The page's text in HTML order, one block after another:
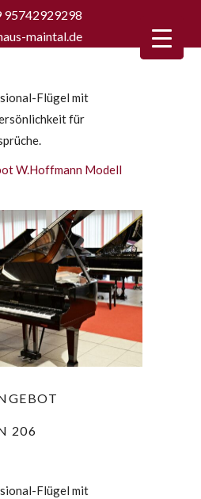
95742929298
maintal.de
Flügel mit
für
W.Hoffmann Modell
206
Flügel mit